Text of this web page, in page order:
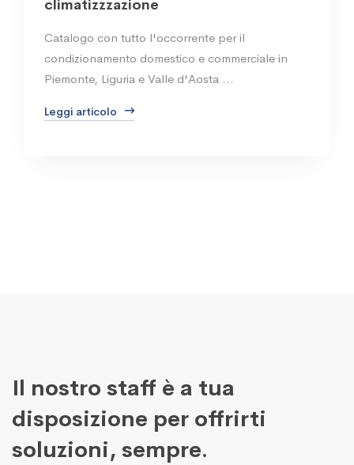
climatizzzazione
Catalogo con tutto l'occorrente per il
condizionamento domestico e commerciale in
Piemonte, Liguria e Valle d'Aosta …
Leggi articolo
Il nostro staff è a tua
disposizione per offrirti
soluzioni, sempre.